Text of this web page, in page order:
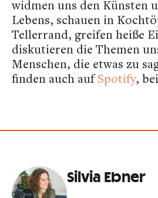
widmen uns den Künsten
Lebens, schauen in
Tellerrand, greifen heiße
diskutieren die Themen
Menschen, die etwas zu
finden auch aufSpotify,
Silvia Ebner